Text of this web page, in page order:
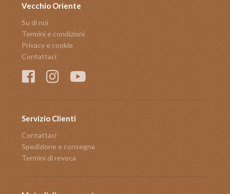
Vecchio Oriente
Su di noi
Termini e condizioni
Privacy e cookie
Contattaci
Servizio Clienti
Contattaci
Spedizione e consegna
Termini di revoca